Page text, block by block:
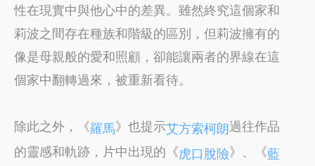
性在現實中與他心中的差異。雖然終究這個家和
莉波之間存在種族和階級的區別，但莉波擁有的
像是母親般的愛和照顧，卻能讓兩者的界線在這
個家中翻轉過來，被重新看待。
除此之外，《羅馬》也提示艾方索柯朗過往作品
的靈感和軌跡，片中出現的《虎口脫險》、《藍